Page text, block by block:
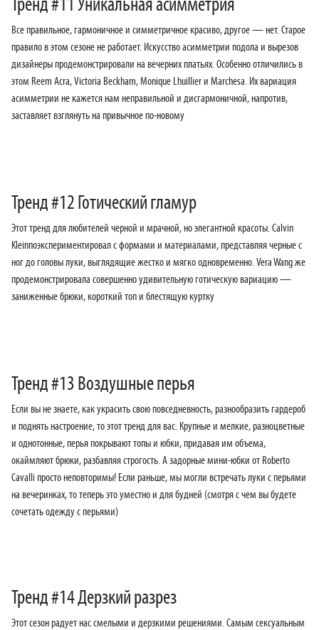
Тренд #11 Уникальная асимметрия
Все правильное, гармоничное и симметричное красиво, другое — нет. Старое
правило в этом сезоне не работает. Искусство асимметрии подола и вырезов
дизайнеры продемонстрировали на вечерних платьях. Особенно отличились в
этом Reem Acra, Victoria Beckham, Monique Lhuillier и Marchesa. Их вариация
асимметрии не кажется нам неправильной и дисгармоничной, напротив,
заставляет взглянуть на привычное по-новому
Тренд #12 Готический гламур
Этот тренд для любителей черной и мрачной, но элегантной красоты. Calvin
Kleinпоэкспериментировал с формами и материалами, представляя черные с
ног до головы луки, выглядящие жестко и мягко одновременно. Vera Wang же
продемонстрировала совершенно удивительную готическую вариацию —
заниженные брюки, короткий топ и блестящую куртку
Тренд #13 Воздушные перья
Если вы не знаете, как украсить свою повседневность, разнообразить гардероб
и поднять настроение, то этот тренд для вас. Крупные и мелкие, разноцветные
и однотонные, перья покрывают топы и юбки, придавая им объема,
окаймляют брюки, разбавляя строгость. А задорные мини-юбки от Roberto
Cavalli просто неповторимы! Если раньше, мы могли встречать луки с перьями
на вечеринках, то теперь это уместно и для будней (смотря с чем вы будете
сочетать одежду с перьями)
Тренд #14 Дерзкий разрез
Этот сезон радует нас смелыми и дерзкими решениями. Самым сексуальным